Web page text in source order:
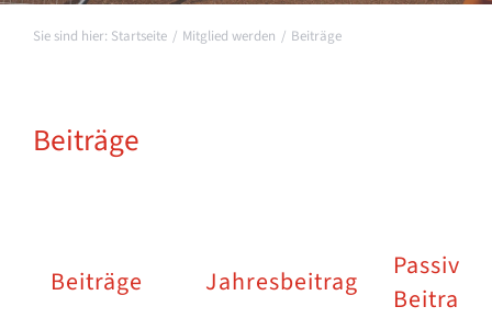
Startseite Mitglied werden Beiträge
Beiträge
Beiträge Jahresbeitrag
Passiver
Beitrag